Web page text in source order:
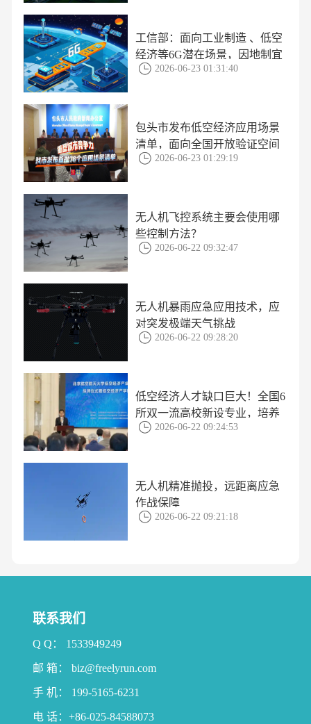
工信部：面向工业制造 、低空
经济等6G潜在场景，因地制宜
开展6G应用场景培育
2026-06-23 01:31:40
包头市发布低空经济应用场景
清单，面向全国开放验证空间
2026-06-23 01:29:19
无人机飞控系统主要会使用哪
些控制方法？
2026-06-22 09:32:47
无人机暴雨应急应用技术，应
对突发极端天气挑战
2026-06-22 09:28:20
低空经济人才缺口巨大！全国6
所双一流高校新设专业，培养
方案揭秘
2026-06-22 09:24:53
无人机精准抛投，远距离应急
作战保障
2026-06-22 09:21:18
联系我们
Q Q： 1533949249
邮 箱： biz@freelyrun.com
手 机： 199-5165-6231
电 话：+86-025-84588073